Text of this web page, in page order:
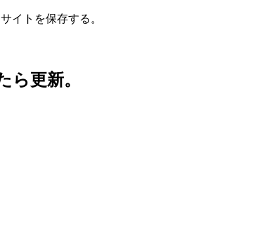
イトを保存する。
更新。